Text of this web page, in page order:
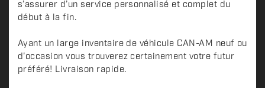
s’assurer d’un service personnalisé et complet du
début à la fin.
Ayant un large inventaire de véhicule CAN-AM neuf ou
d'occasion vous trouverez certainement votre futur
préféré! Livraison rapide.